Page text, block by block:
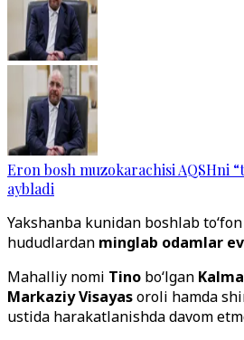
Eron bosh muzokarachisi AQSHni
aybladi
Yakshanba kunidan boshlab
hududlardan minglab odamlar
Mahalliy nomi Tino bo‘lgan
Markaziy Visayasoroli hamda
ustida harakatlanishda davom